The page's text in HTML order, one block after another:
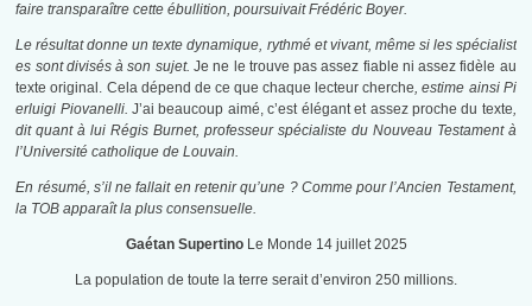
faire transparaître cette ébullition, poursuivait Frédéric Boyer.
Le résultat donne un texte dynamique, rythmé et vivant, même si les spécialist
es sont divisés à son sujet. Je ne le trouve pas assez fiable ni assez fidèle au
texte original. Cela dépend de ce que chaque lecteur cherche, estime ainsi Pi
erluigi Piovanelli.J’ai beaucoup aimé, c’est élégant et assez proche du texte,
dit quant à lui Régis Burnet, professeur spécialiste du Nouveau Testament à
l’Université catholique de Louvain.
En résumé, s’il ne fallait en retenir qu’une ? Comme pour l’Ancien Testament,
la TOB apparaît la plus consensuelle.
Gaétan SupertinoLe Monde 14 juillet 2025
La population de toute la terre serait d’environ 250 millions.